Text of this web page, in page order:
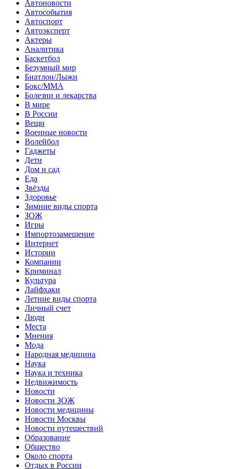
Автоновости
Автособытия
Автоспорт
Автоэксперт
Актеры
Аналитика
Баскетбол
Безумный мир
Биатлон/Лыжи
Бокс/MMA
Болезни и лекарства
В мире
В России
Вещи
Военные новости
Волейбол
Гаджеты
Дети
Дом и сад
Еда
Звёзды
Здоровье
Зимние виды спорта
ЗОЖ
Игры
Импортозамещение
Интернет
Истории
Компании
Криминал
Культура
Лайфхаки
Летние виды спорта
Личный счет
Люди
Места
Мнения
Мода
Народная медицина
Наука
Наука и техника
Недвижимость
Новости
Новости ЗОЖ
Новости медицины
Новости Москвы
Новости путешествий
Образование
Общество
Около спорта
Отдых в России